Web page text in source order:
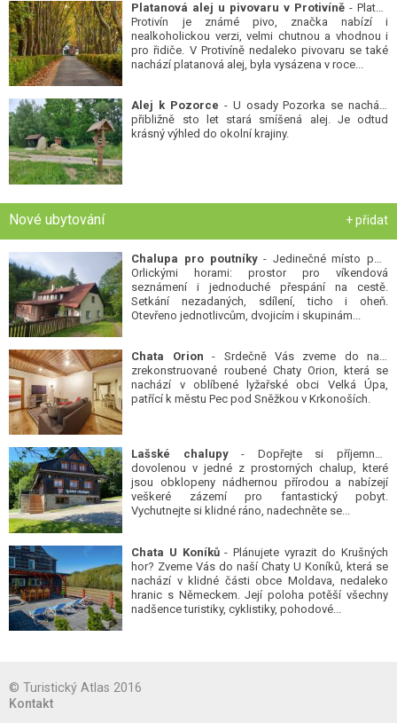
Platanová alej u pivovaru v Protivíně - Platan
Protivín je známé pivo, značka nabízí i
nealkoholickou verzi, velmi chutnou a vhodnou i
pro řidiče. V Protivíně nedaleko pivovaru se také
nachází platanová alej, byla vysázena v roce...
Alej k Pozorce - U osady Pozorka se nachází
přibližně sto let stará smíšená alej. Je odtud
krásný výhled do okolní krajiny.
Nové ubytování + přidat
Chalupa pro poutníky- Jedinečné místo pod
Orlickými horami: prostor pro víkendová
seznámení i jednoduché přespání na cestě.
Setkání nezadaných, sdílení, ticho i oheň.
Otevřeno jednotlivcům, dvojicím i skupinám...
Chata Orion - Srdečně Vás zveme do naší
zrekonstruované roubené Chaty Orion, která se
nachází v oblíbené lyžařské obci Velká Úpa,
patřící k městu Pec pod Sněžkou v Krkonoších.
Lašské chalupy- Dopřejte si příjemnou
dovolenou v jedné z prostorných chalup, které
jsou obklopeny nádhernou přírodou a nabízejí
veškeré zázemí pro fantastický pobyt.
Vychutnejte si klidné ráno, nadechněte se...
Chata U Koníků- Plánujete vyrazit do Krušných
hor? Zveme Vás do naší Chaty U Koníků, která se
nachází v klidné části obce Moldava, nedaleko
hranic s Německem. Její poloha potěší všechny
nadšence turistiky, cyklistiky, pohodové...
© Turistický Atlas 2016
Kontakt